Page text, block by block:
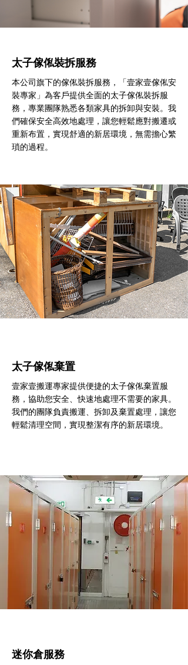
太子傢俬裝拆服務
本公司旗下的傢俬裝拆服務，「壹家壹傢俬安
裝專家」為客戶提供全面的太子傢俬裝拆服
務，專業團隊熟悉各類家具的拆卸與安裝。我
們確保安全高效地處理，讓您輕鬆應對搬遷或
重新布置，實現舒適的新居環境，無需擔心繁
瑣的過程。
太子傢俬棄置
壹家壹搬運專家提供便捷的太子傢俬棄置服
務，協助您安全、快速地處理不需要的家具。
我們的團隊負責搬運、拆卸及棄置處理，讓您
輕鬆清理空間，實現整潔有序的新居環境。
迷你倉服務